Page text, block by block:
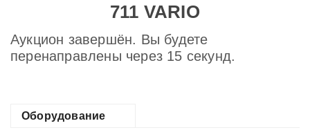
711 VARIO
Аукцион завершён. Вы будете
перенаправлены через 15 секунд.
Оборудование